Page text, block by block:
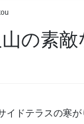
の素
イドテラスの寒が